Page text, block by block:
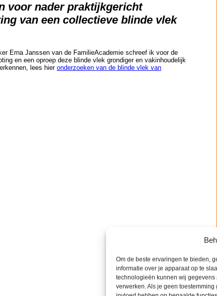
Om de beste ervaringen te bieden,
informatie over je apparaat op te
technologieën kunnen wij gegevens
verwerken. Als je geen
voor nader praktijkgericht
van een collectieve blinde vlek
Erna Janssen van de FamilieAcademie schreef ik voor de
en een oproep deze blinde vlek grondiger en vakinhoudelijk
lees hier onderzoeken van de blinde vlek van